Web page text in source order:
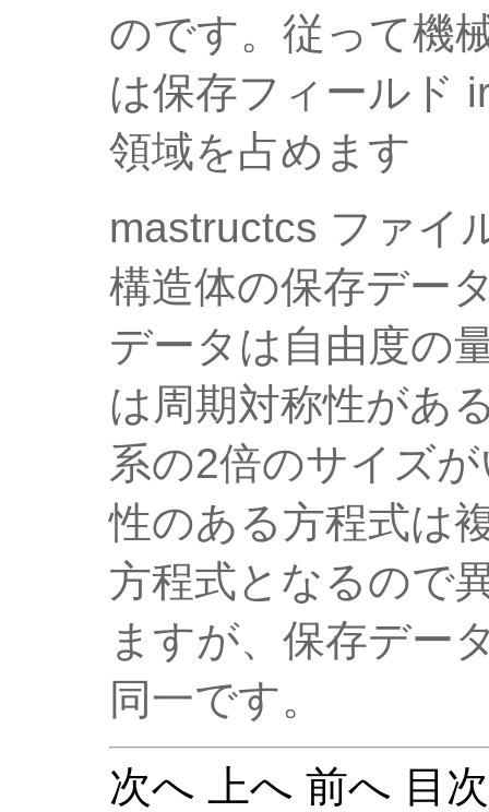
のです。従って機
は保存フィールド
領域を占めます
mastructcs ファイ
構造体の保存デー
データは自由度の
は周期対称性があ
系の2倍のサイズ
性のある方程式は
方程式となるので
ますが、保存デー
同一です。
次へ
上へ 前へ 目